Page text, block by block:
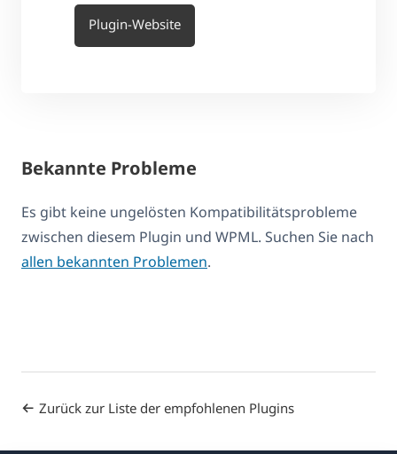
Plugin-Website
Bekannte Probleme
Es gibt keine ungelösten Kompatibilitätsprobleme
zwischen diesem Plugin und WPML. Suchen Sie nach
allen bekannten Problemen.
Zurück zur Liste der empfohlenen Plugins